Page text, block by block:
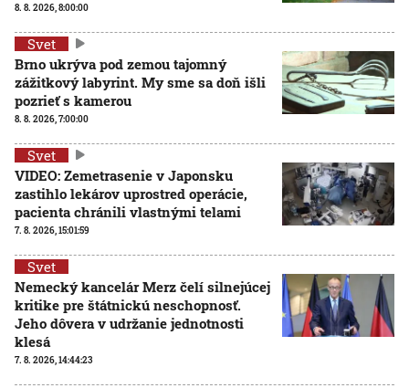
8. 8. 2026, 8:00:00
Svet
Brno ukrýva pod zemou tajomný
zážitkový labyrint. My sme sa doň išli
pozrieť s kamerou
8. 8. 2026, 7:00:00
Svet
VIDEO: Zemetrasenie v Japonsku
zastihlo lekárov uprostred operácie,
pacienta chránili vlastnými telami
7. 8. 2026, 15:01:59
Svet
Nemecký kancelár Merz čelí silnejúcej
kritike pre štátnickú neschopnosť.
Jeho dôvera v udržanie jednotnosti
klesá
7. 8. 2026, 14:44:23